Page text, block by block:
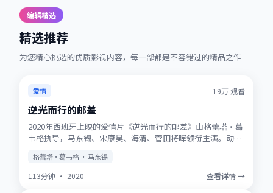
编辑精选
精选推荐
为您精心挑选的优质影视内容，每一部都是不容错过的精品之作
热播 ★7.2
爱情 19万观看
逆光而行的邮差
2020年西班牙上映的爱情片《逆光而行的邮差》由格蕾塔·葛
韦格执导，马东锡、宋康昊、海清、菅田将晖领衔主演。动画
度选择，观影体验稳定流畅。
格蕾塔·葛韦格 · 马东锡
113分钟 · 2020 查看详情 →